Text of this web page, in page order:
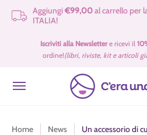
Passa al contenuto principale
Aggiungi€99,00al carrello per
ITALIA!
Idee Regalo 🎁
Offerte
Iscriviti alla Newslettere ricevi il
ordine!(libri, riviste, kit e articoli
Home News
Un accessorio di